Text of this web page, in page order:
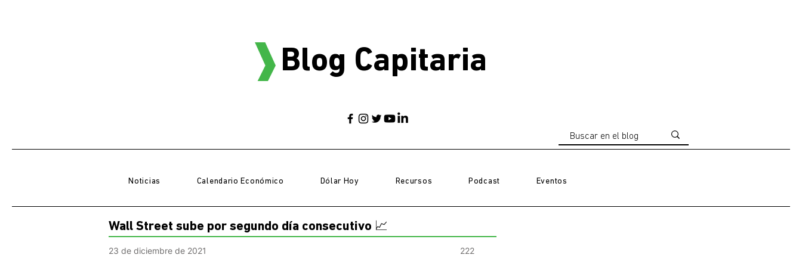
Blog Capitaria
Noticias Calendario Económico Dólar Hoy Recursos Podcast Eventos
Wall Street sube por segundo día consecutivo 📈
23 de diciembre de 2021 222